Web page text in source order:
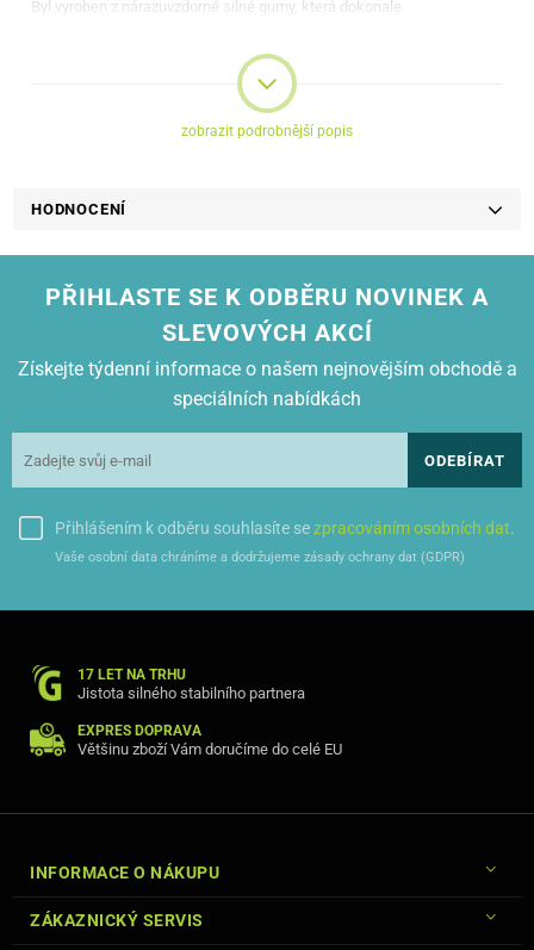
Byl vyroben z nárazuvzdorné silné gumy, která dokonale
Zesílené rohy pouzdra poskytují
oporu během pádu a lehce vystupující okraje
Kombinace uhlíkového motivu s kartáčovaným hliníkem na zadní
dělá pouzdro jedinečné a nadčasové.
Je zachován plný přístup k tlačítkům, konektorům a neobtěžuje
při používání fotoaparátu.
zobrazit podrobnější popis
HODNOCENÍ
PŘIHLASTE SE K ODBĚRU NOVINEK A
SLEVOVÝCH AKCÍ
Získejte týdenní informace o našem nejnovějším obchodě a
speciálních nabídkách
ODEBÍRAT
Přihlášením k odběru souhlasíte sezpracováním osobních dat.
Vaše osobní data chráníme a dodržujeme zásady ochrany dat (GDPR)
17 LET NA TRHU
Jistota silného stabilního partnera
EXPRES DOPRAVA
Většinu zboží Vám doručíme do celé EU
INFORMACE O NÁKUPU
ZÁKAZNICKÝ SERVIS